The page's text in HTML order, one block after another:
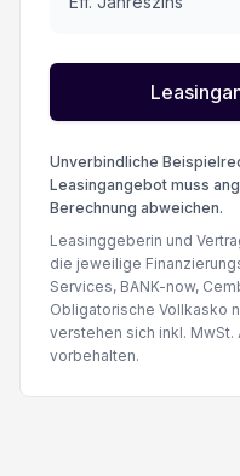
Reifen-Reparatur Set
Spurverlassenswarnung
360° Kamera
Unverbindliche
Leasingangebot muss
Berechnung abweichen.
Leasinggeberin und
die jeweilige
Services, BANK-now,
Obligatorische Vollkasko
verstehen sich inkl. MwSt.
vorbehalten.